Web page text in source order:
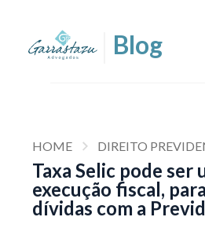
HOME DIREITO
Taxa Selic pode ser
execução fiscal,
dívidas com a